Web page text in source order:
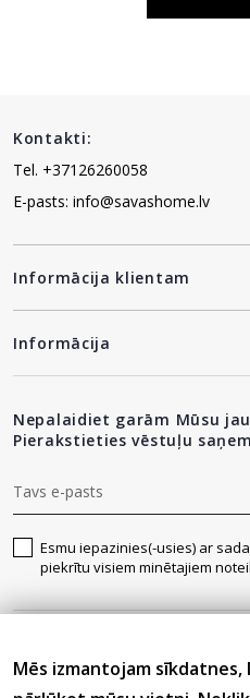
Kontakti:
Tel. +37126260058
E-pasts: info@savashome.lv
Informācija klientam
Informācija
Nepalaidiet garām Mūsu
Pierakstieties vēstuļu
Esmu iepazinies(-usies) ar
piekrītu visiem minētajiem
Mēs izmantojam